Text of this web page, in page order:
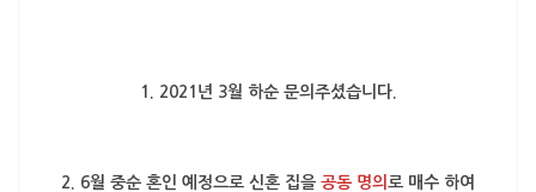
1. 2021년 3월 하순 문의주셨습니다.
2. 6월 중순 혼인 예정으로 신혼 집을 공동 명의 로 매수 하여